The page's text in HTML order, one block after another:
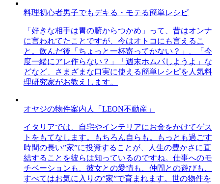
料理初心者男子でもデキる・モテる簡単レシピ
「好きな相手は胃の腑からつかめ」って、昔はオンナ
に言われてたことですが、今はオトコにも言えるこ
と。飲んだ後「ちょっと一杯寄ってかない？」、「今
度一緒にアレ作らない？」「週末ホムパしようよ」な
どなど、さまざまな口実に使える簡単レシピを人気料
理研究家がお教えします。
オヤジの物件案内人「LEON不動産」
イタリアでは、自宅やインテリアにお金をかけてゲス
トをもてなします。もちろん自らも。もっとも過ごす
時間の長い”家”に投資することが、人生の豊かさに直
結することを彼らは知っているのですね。仕事へのモ
チベーションも、彼女との愛情も、仲間との遊びも、
すべてはお気に入りの”家”で育まれます。世の物件を